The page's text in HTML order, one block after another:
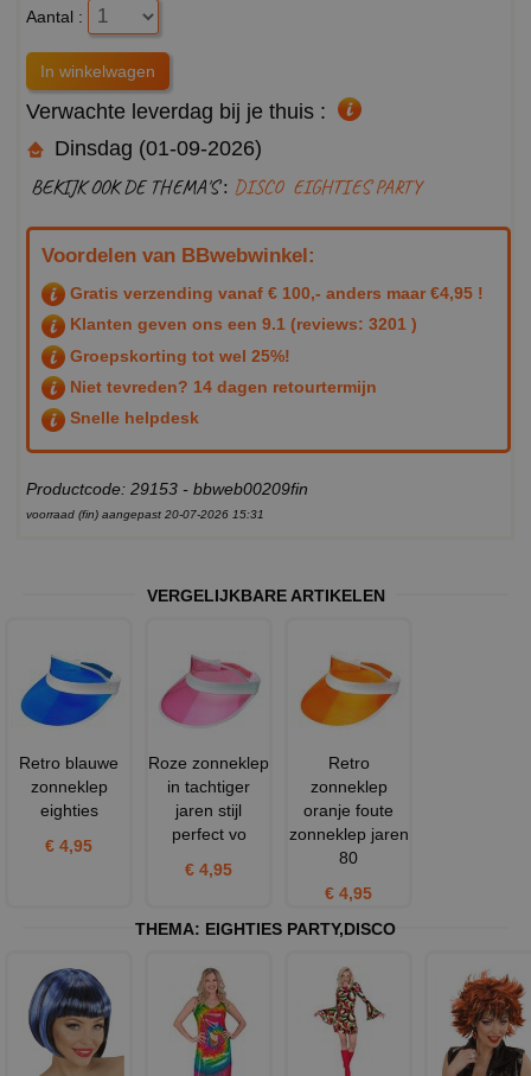
Aantal :
Verwachte leverdag bij je thuis :
Dinsdag (01-09-2026)
BEKIJK OOK DE THEMA'S : DISCO EIGHTIES PARTY
Voordelen van BBwebwinkel:
Gratis verzending vanaf € 100,- anders maar €4,95 !
Klanten geven ons een 9.1 (reviews: 3201 )
Groepskorting tot wel 25%!
Niet tevreden? 14 dagen retourtermijn
Snelle helpdesk
Productcode: 29153 - bbweb00209fin
voorraad (fin) aangepast 20-07-2026 15:31
VERGELIJKBARE ARTIKELEN
Retro blauwe
zonneklep
eighties
€ 4,95
Roze zonneklep
in tachtiger
jaren stijl
perfect vo
€ 4,95
Retro
zonneklep
oranje foute
zonneklep jaren
80
€ 4,95
THEMA: EIGHTIES PARTY,DISCO